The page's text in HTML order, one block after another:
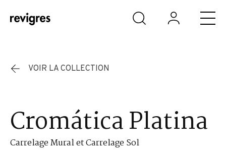
Aller au contenu principal
VOIR LA COLLECTION
Cromática Platina
Carrelage Mural et Carrelage Sol